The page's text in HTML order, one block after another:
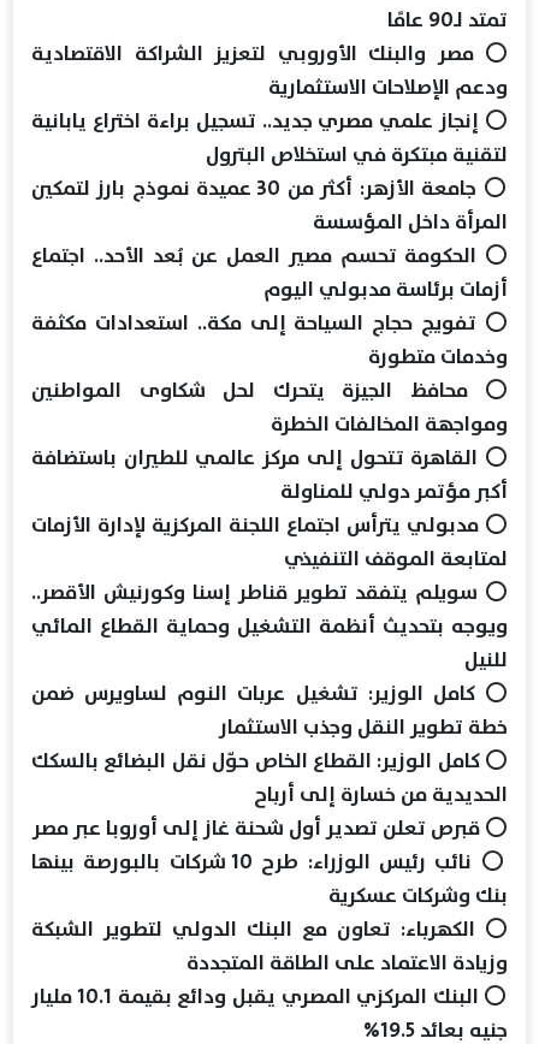
تمتد لـ90 عامًا
⭕ مصر والبنك الأوروبي لتعزيز الشراكة الاقتصادية
ودعم الإصلاحات الاستثمارية
⭕ إنجاز علمي مصري جديد.. تسجيل براءة اختراع يابانية
لتقنية مبتكرة في استخلاص البترول
⭕ جامعة الأزهر: أكثر من 30 عميدة نموذج بارز لتمكين
المرأة داخل المؤسسة
⭕ الحكومة تحسم مصير العمل عن بُعد الأحد.. اجتماع
أزمات برئاسة مدبولي اليوم
⭕ تفويج حجاج السياحة إلى مكة.. استعدادات مكثفة
وخدمات متطورة
⭕ محافظ الجيزة يتحرك لحل شكاوى المواطنين
ومواجهة المخالفات الخطرة
⭕ القاهرة تتحول إلى مركز عالمي للطيران باستضافة
أكبر مؤتمر دولي للمناولة
⭕ مدبولي يترأس اجتماع اللجنة المركزية لإدارة الأزمات
لمتابعة الموقف التنفيذي
⭕ سويلم يتفقد تطوير قناطر إسنا وكورنيش الأقصر..
ويوجه بتحديث أنظمة التشغيل وحماية القطاع المائي
للنيل
⭕ كامل الوزير: تشغيل عربات النوم لساويرس ضمن
خطة تطوير النقل وجذب الاستثمار
⭕ كامل الوزير: القطاع الخاص حوّل نقل البضائع بالسكك
الحديدية من خسارة إلى أرباح
⭕ قبرص تعلن تصدير أول شحنة غاز إلى أوروبا عبر مصر
⭕ نائب رئيس الوزراء: طرح 10 شركات بالبورصة بينها
بنك وشركات عسكرية
⭕ الكهرباء: تعاون مع البنك الدولي لتطوير الشبكة
وزيادة الاعتماد على الطاقة المتجددة
⭕ البنك المركزي المصري يقبل ودائع بقيمة 10.1 مليار
جنيه بعائد 19.5%